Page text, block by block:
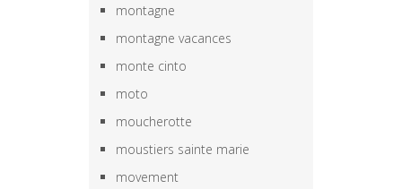
montagne
montagne vacances
monte cinto
moto
moucherotte
moustiers sainte marie
movement